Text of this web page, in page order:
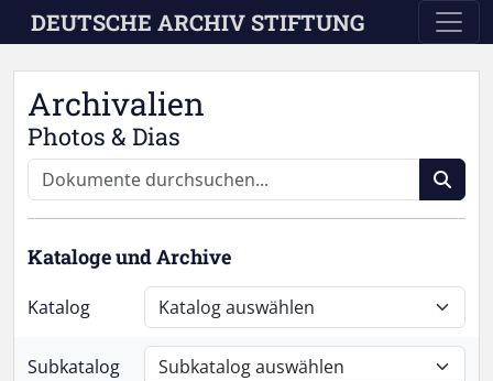
Skip to main content
DEUTSCHE ARCHIV STIFTUNG
Archivalien
Photos & Dias
Kataloge und Archive
Katalog
Subkatalog